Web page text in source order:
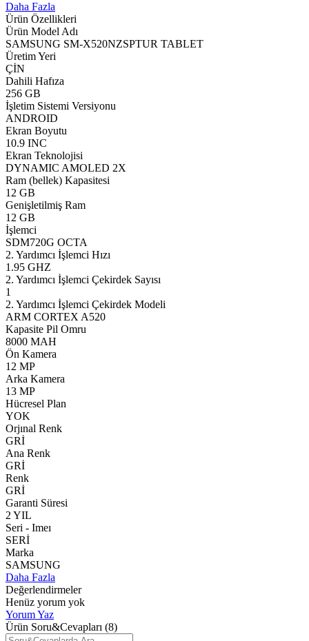
Daha Fazla
Ürün Özellikleri
Ürün Model Adı
SAMSUNG SM-X520NZSPTUR TABLET
Üretim Yeri
ÇİN
Dahili Hafıza
256 GB
İşletim Sistemi Versiyonu
ANDROID
Ekran Boyutu
10.9 INC
Ekran Teknolojisi
DYNAMIC AMOLED 2X
Ram (bellek) Kapasitesi
12 GB
Genişletilmiş Ram
12 GB
İşlemci
SDM720G OCTA
2. Yardımcı İşlemci Hızı
1.95 GHZ
2. Yardımcı İşlemci Çekirdek Sayısı
1
2. Yardımcı İşlemci Çekirdek Modeli
ARM CORTEX A520
Kapasite Pil Omru
8000 MAH
Ön Kamera
12 MP
Arka Kamera
13 MP
Hücresel Plan
YOK
Orjınal Renk
GRİ
Ana Renk
GRİ
Renk
GRİ
Garanti Süresi
2 YIL
Seri - Imeı
SERİ
Marka
SAMSUNG
Daha Fazla
Değerlendirmeler
Henüz yorum yok
Yorum Yaz
Ürün Soru&Cevapları (8)